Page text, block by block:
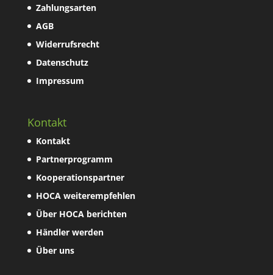
Zahlungsarten
AGB
Widerrufsrecht
Datenschutz
Impressum
Kontakt
Kontakt
Partnerprogramm
Kooperationspartner
HOCA weiterempfehlen
Über HOCA berichten
Händler werden
Über uns